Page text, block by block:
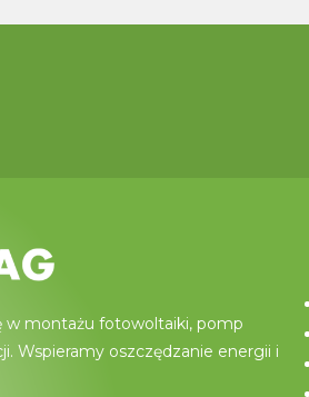
w montażu fotowoltaiki, pomp
Wspieramy oszczędzanie energii i